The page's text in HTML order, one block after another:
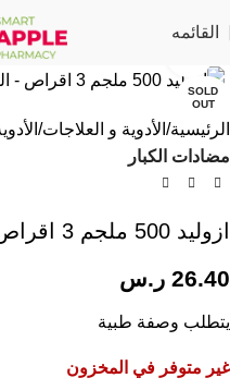
القائمه
SOLD
OUT
Click to enlarge
الرئيسية الأدوية و العلاجات
مضادات الكبار
ازوليد 500 ملجم 3 اقراص
26.40 ر.س
يتطلب وصفة طبية
غير متوفر في المخزون